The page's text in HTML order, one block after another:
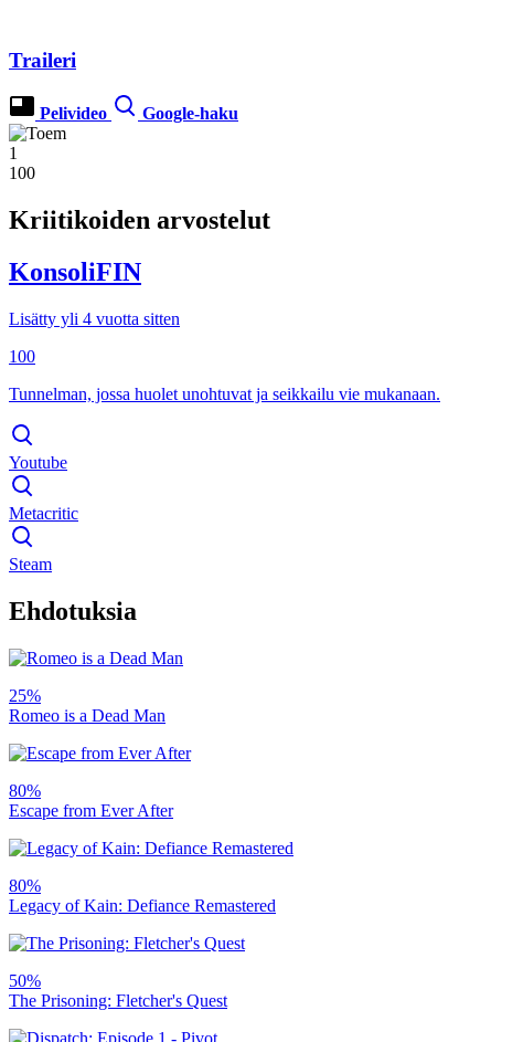
Traileri
Pelivideo Google-haku
1
100
Kriitikoiden arvostelut
KonsoliFIN
Lisätty yli 4 vuotta sitten
100
Tunnelman, jossa huolet unohtuvat ja seikkailu vie mukanaan.
Youtube
Metacritic
Steam
Ehdotuksia
25%
Romeo is a Dead Man
80%
Escape from Ever After
80%
Legacy of Kain: Defiance Remastered
50%
The Prisoning: Fletcher's Quest